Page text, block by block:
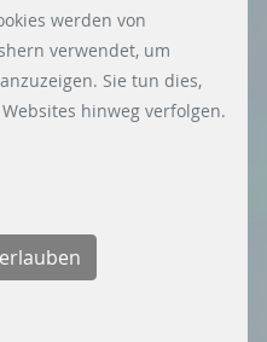
indem Sie
unten links
werden von
verwendet, um
Sie tun dies,
hinweg verfolgen.